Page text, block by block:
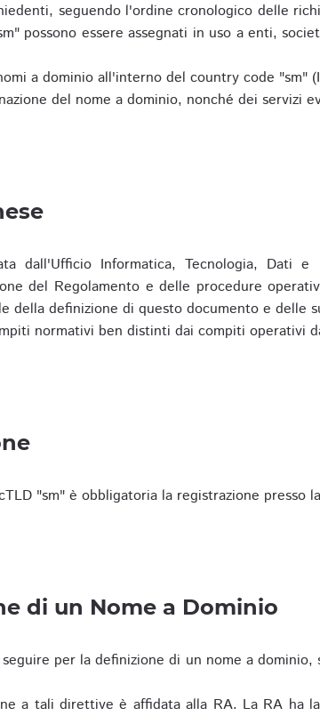
seguendo l'ordine cronologico delle
possono essere assegnati in uso a enti,
a dominio all'interno del country code "sm"
del nome a dominio, nonché dei servizi
dall'Ufficio Informatica, Tecnologia, Dati
del Regolamento e delle procedure
della definizione di questo documento e delle
normativi ben distinti dai compiti operativi
"sm" è obbligatoria la registrazione presso
di un Nome a Dominio
per la definizione di un nome a
a tali direttive è affidata alla RA. La RA ha